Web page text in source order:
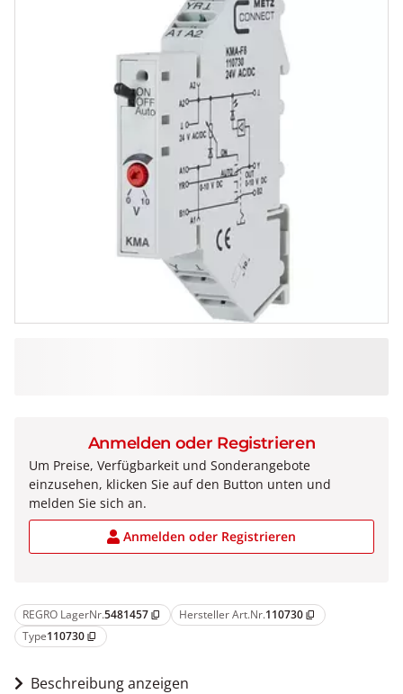
REGRO LagerNr.5481457 content_copy Hersteller Art.Nr.110730 content_copy
Type110730 content_copy
Beschreibung anzeigen
Anmelden oder Registrieren
Um Preise, Verfügbarkeit und Sonderangebote
einzusehen, klicken Sie auf den Button unten und
melden Sie sich an.
Anmelden oder Registrieren